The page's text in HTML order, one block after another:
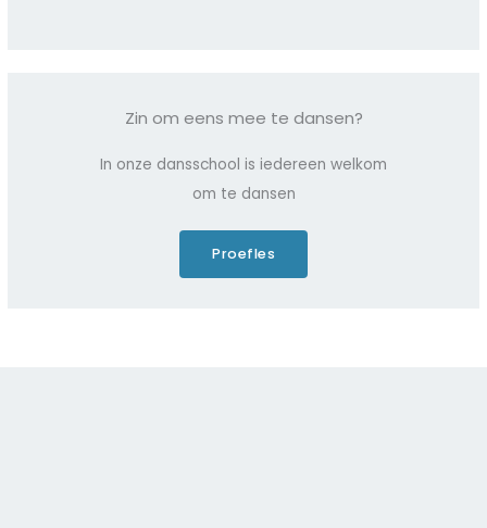
Zin om eens mee te dansen?
In onze dansschool is iedereen welkom
om te dansen
Proefles